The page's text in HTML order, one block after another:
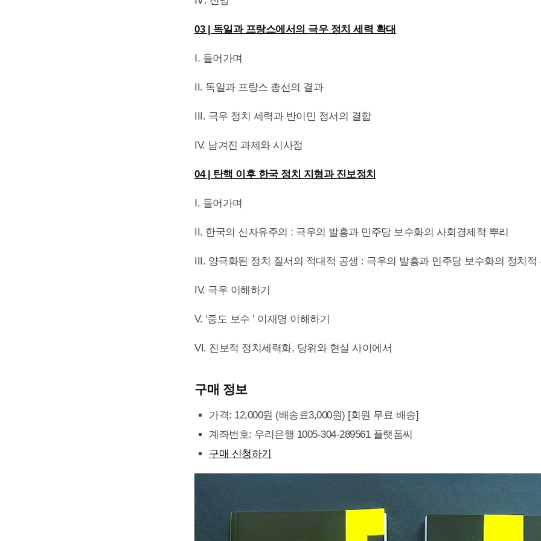
03 | 독일과 프랑스에서의 극우 정치 세력 확대
Ⅰ. 들어가며
II. 독일과 프랑스 총선의 결과
III. 극우 정치 세력과 반이민 정서의 결합
IV. 남겨진 과제와 시사점
04 | 탄핵 이후 한국 정치 지형과 진보정치
Ⅰ. 들어가며
II. 한국의 신자유주의 : 극우의 발흥과 민주당 보수화의 사회경제적 뿌리
III. 양극화된 정치 질서의 적대적 공생 : 극우의 발흥과 민주당 보수화의 정치적
IV. 극우 이해하기
V. ‘중도 보수 ’ 이재명 이해하기
VI. 진보적 정치세력화, 당위와 현실 사이에서
구매 정보
가격: 12,000원 (배송료3,000원) [회원 무료 배송]
계좌번호: 우리은행 1005-304-289561 플랫폼씨
구매 신청하기